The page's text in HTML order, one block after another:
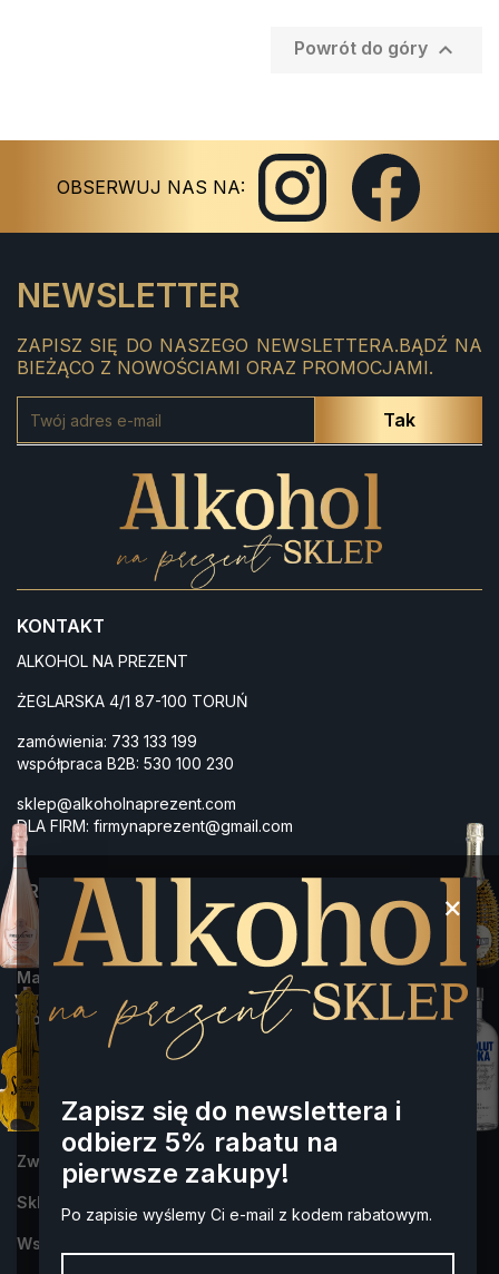
Powrót do góry 
OBSERWUJ NAS NA:
Instagram
NEWSLETTER
ZAPISZ SIĘ DO NASZEGO NEWSLETTERA.BĄDŹ NA
BIEŻĄCO Z NOWOŚCIAMI ORAZ PROMOCJAMI.
KONTAKT
ALKOHOL NA PREZENT
ŻEGLARSKA 4/1 87-100 TORUŃ
zamówienia: 733 133 199
współpraca B2B: 530 100 230
sklep@alkoholnaprezent.com
DLA FIRM: firmynaprezent@gmail.com
×
Zapisz się do newslettera i
odbierz 5% rabatu na
pierwsze zakupy!
Po zapisie wyślemy Ci e-mail z kodem rabatowym.
PRODUKTY
Najczęściej kupowane
Marki
Blog
INFORMACJA
Wysyłka i płatności
Zwroty i reklamacje
Sklep Alkohol na Prezent- dowiedz się więcej o nas
Współpraca